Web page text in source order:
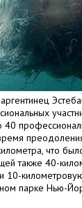
40
, что
также 40-
10-
парке Нью-